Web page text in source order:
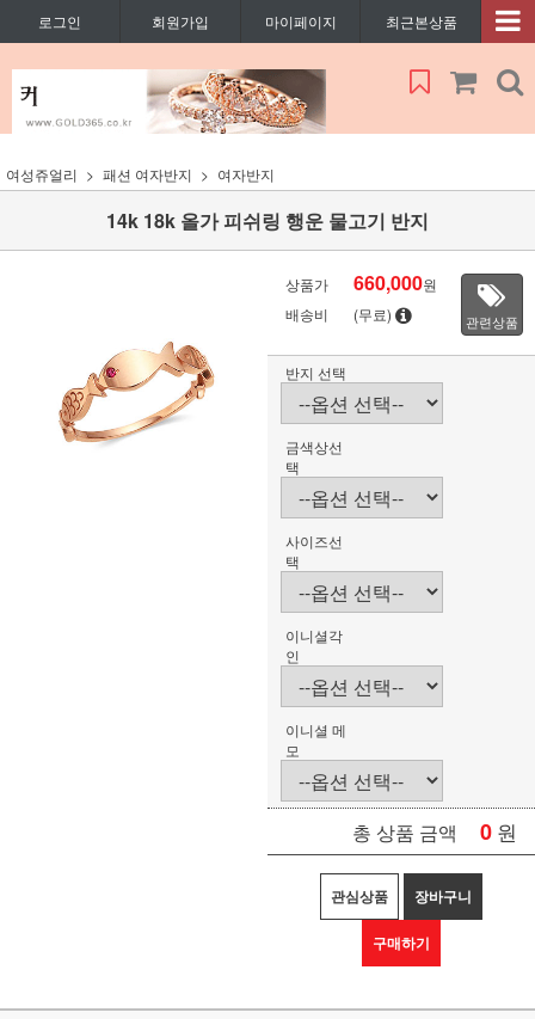
로그인 회원가입 마이페이지 최근본상품
여성쥬얼리 패션 여자반지 여자반지
14k 18k 올가 피쉬링 행운 물고기 반지
상품가 660,000원
배송비
(무료) 관련상품
반지 선택
금색상선
택
사이즈선
택
이니셜각
인
이니셜 메
모
총 상품 금액 0 원
관심상품 장바구니
구매하기